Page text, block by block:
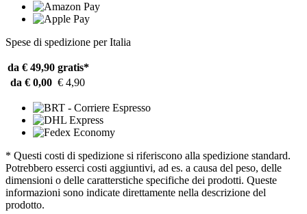
Spese di spedizione per Italia
da € 49,90 gratis*
da € 0,00 € 4,90
* Questi costi di spedizione si riferiscono alla spedizione standard.
Potrebbero esserci costi aggiuntivi, ad es. a causa del peso, delle
dimensioni o delle caratterstiche specifiche dei prodotti. Queste
informazioni sono indicate direttamente nella descrizione del
prodotto.